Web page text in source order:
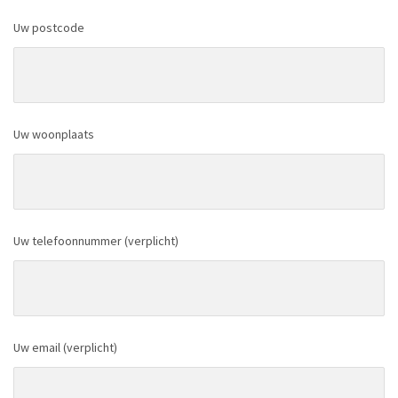
Uw postcode
Uw woonplaats
Uw telefoonnummer (verplicht)
Uw email (verplicht)